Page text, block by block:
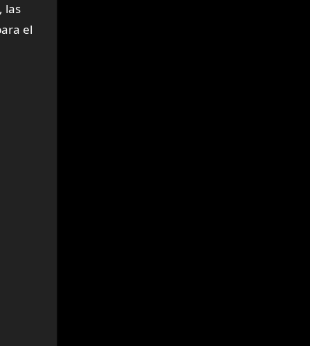
las
el